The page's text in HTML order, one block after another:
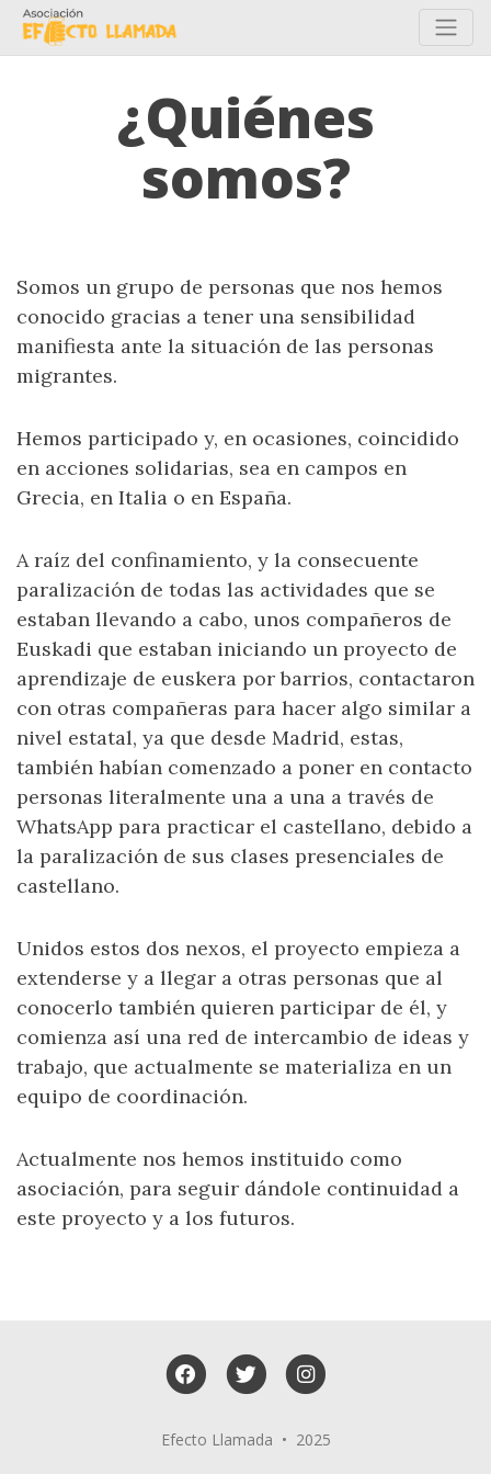
¿Quiénes
somos?
Somos un grupo de personas que nos hemos
conocido gracias a tener una sensibilidad
manifiesta ante la situación de las personas
migrantes.
Hemos participado y, en ocasiones, coincidido
en acciones solidarias, sea en campos en
Grecia, en Italia o en España.
A raíz del confinamiento, y la consecuente
paralización de todas las actividades que se
estaban llevando a cabo, unos compañeros de
Euskadi que estaban iniciando un proyecto de
aprendizaje de euskera por barrios, contactaron
con otras compañeras para hacer algo similar a
nivel estatal, ya que desde Madrid, estas,
también habían comenzado a poner en contacto
personas literalmente una a una a través de
WhatsApp para practicar el castellano, debido a
la paralización de sus clases presenciales de
castellano.
Unidos estos dos nexos, el proyecto empieza a
extenderse y a llegar a otras personas que al
conocerlo también quieren participar de él, y
comienza así una red de intercambio de ideas y
trabajo, que actualmente se materializa en un
equipo de coordinación.
Actualmente nos hemos instituido como
asociación, para seguir dándole continuidad a
este proyecto y a los futuros.
Facebook Twitter
Efecto Llamada • 2025